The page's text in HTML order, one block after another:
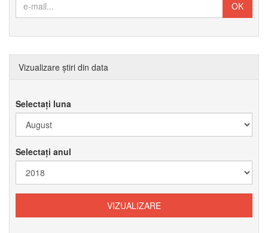
Vizualizare știri din data
Selectați luna
Selectați anul